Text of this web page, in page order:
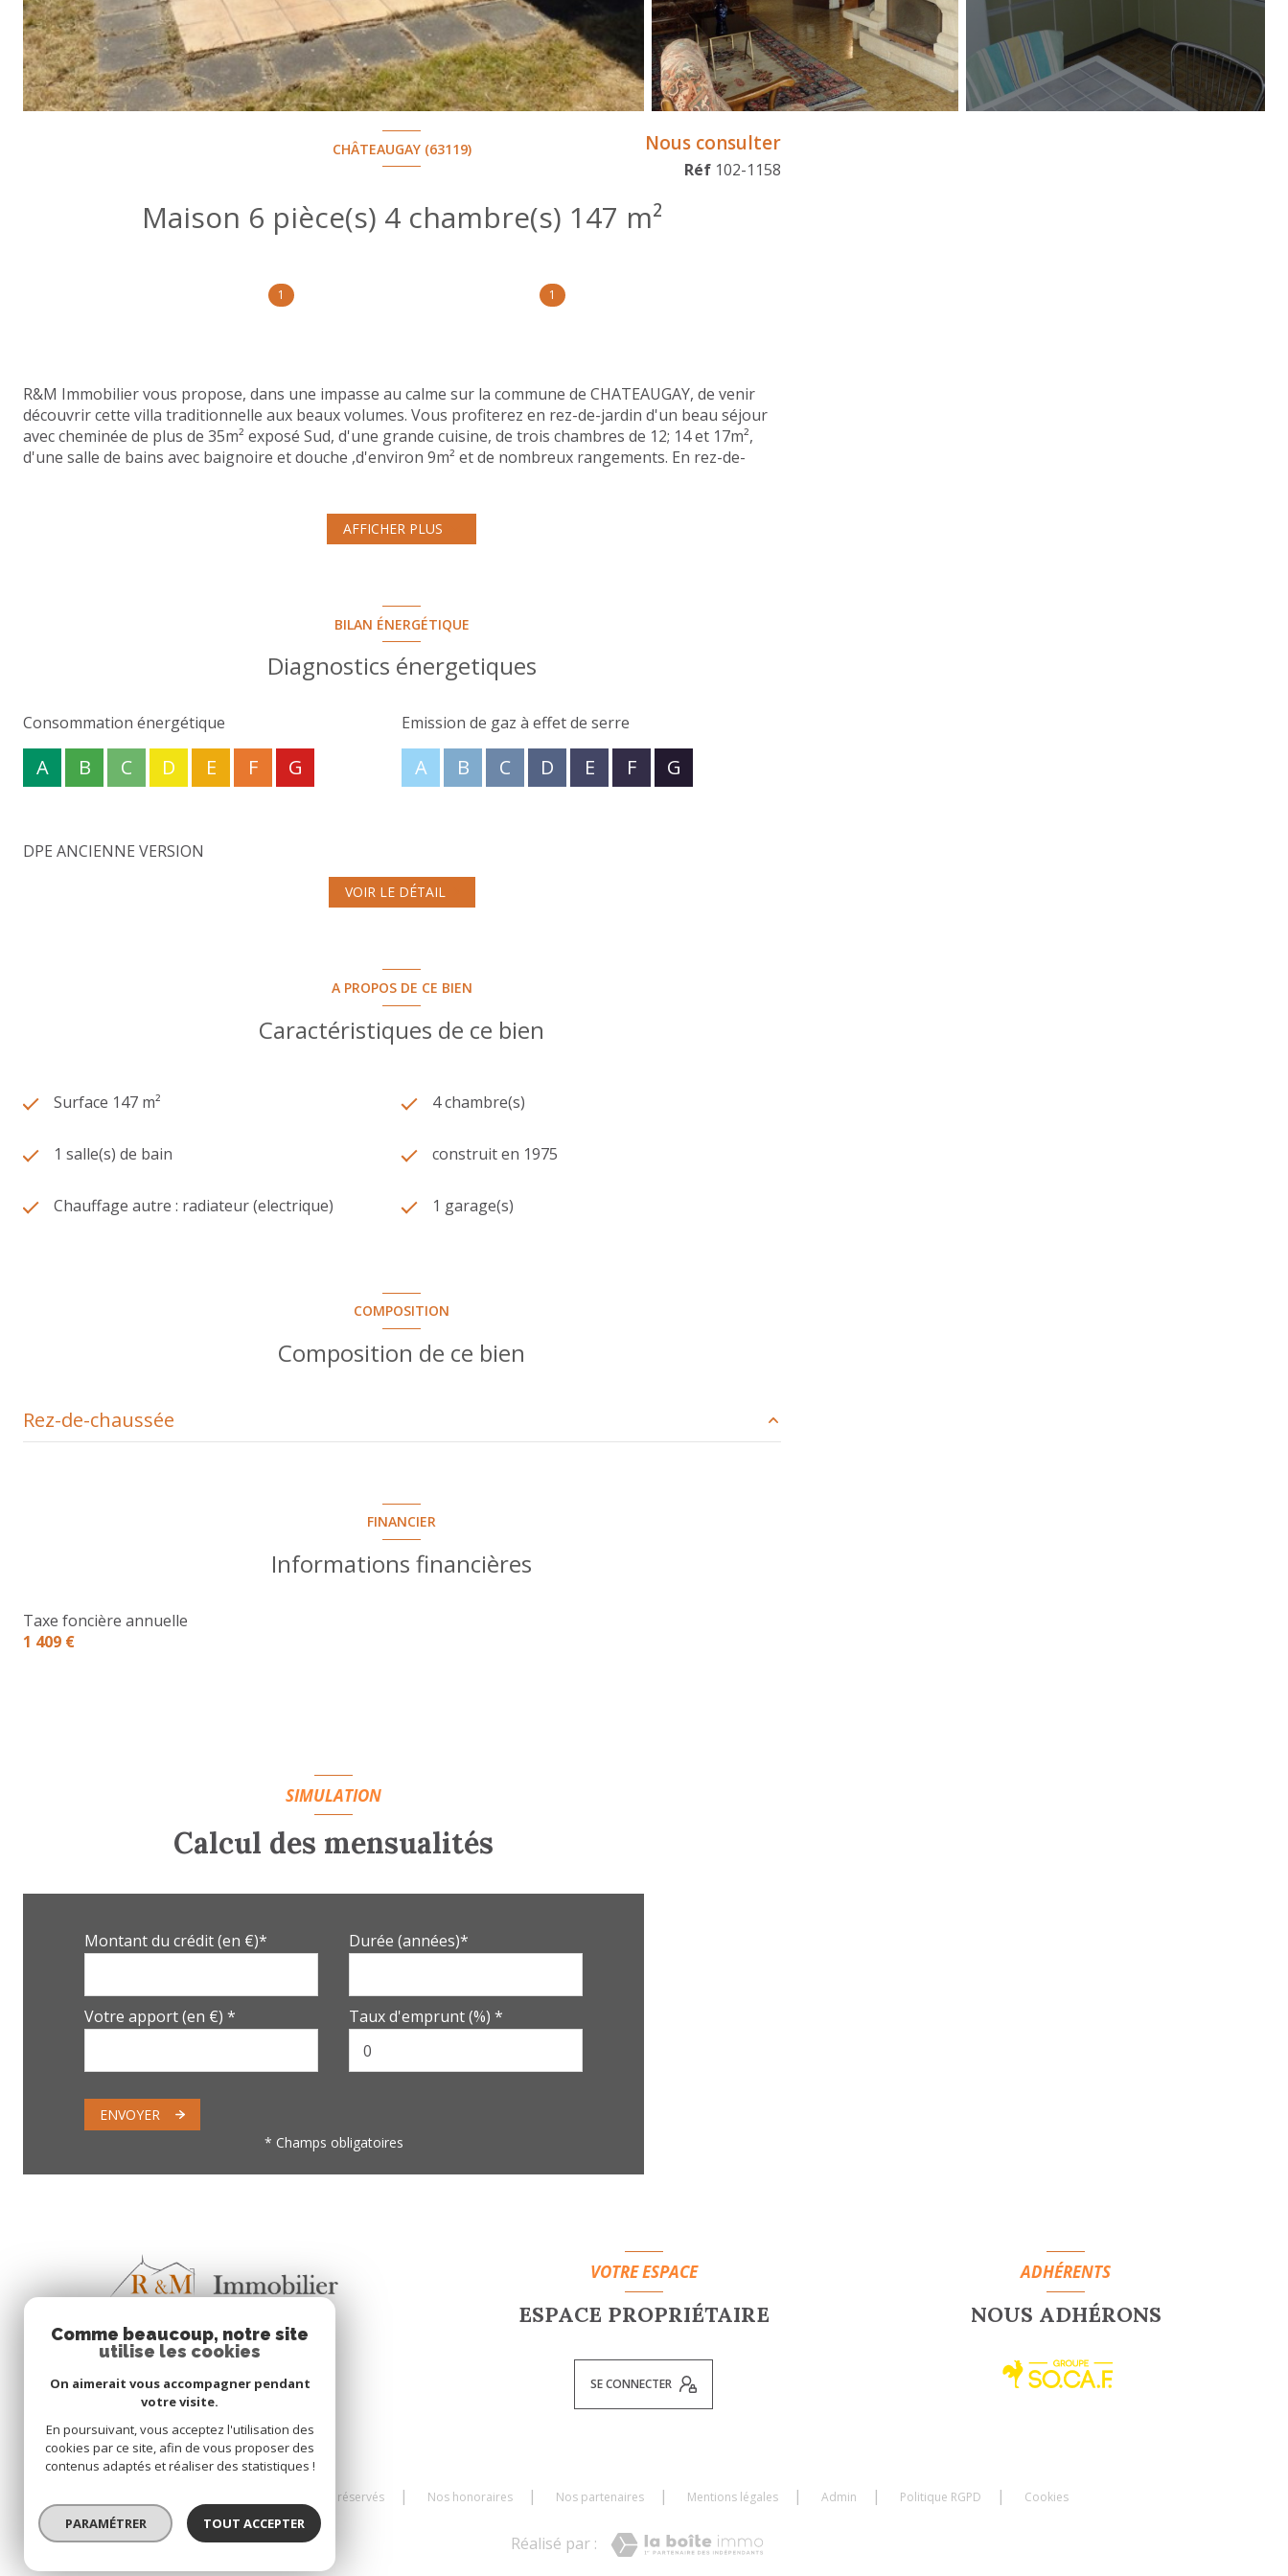
CHÂTEAUGAY (63119)
Maison 6 pièce(s) 4 chambre(s) 147 m²
1 1
Nous consulter
Réf 102-1158
R&M Immobilier vous propose, dans une impasse au calme sur la commune de CHATEAUGAY, de venir
découvrir cette villa traditionnelle aux beaux volumes. Vous profiterez en rez-de-jardin d'un beau séjour
avec cheminée de plus de 35m² exposé Sud, d'une grande cuisine, de trois chambres de 12; 14 et 17m²,
d'une salle de bains avec baignoire et douche ,d'environ 9m² et de nombreux rangements. En rez-de-
est situé sur une parcelle de terrain de près de 800m². ,Honoraires d'agence de 5.75% TTC inclus.
AFFICHER PLUS
BILAN ÉNERGÉTIQUE
Diagnostics énergetiques
Consommation énergétique
A B C D E F G
Emission de gaz à effet de serre
A B C D E F G
DPE ANCIENNE VERSION
VOIR LE DÉTAIL
A PROPOS DE CE BIEN
Caractéristiques de ce bien
Surface 147 m² 4 chambre(s)
1 salle(s) de bain construit en 1975
Chauffage autre : radiateur (electrique) 1 garage(s)
COMPOSITION
Composition de ce bien
Rez-de-chaussée
Dégagement
Dégagement
Terrasse
Entrée avec placard
FINANCIER
Informations financières
Taxe foncière annuelle
1 409 €
SIMULATION
Calcul des mensualités
Montant du crédit (en €)* Durée (années)*
Votre apport (en €) * Taux d'emprunt (%) *
ENVOYER
* Champs obligatoires
VOTRE ESPACE
ESPACE PROPRIÉTAIRE
SE CONNECTER
ADHÉRENTS
NOUS ADHÉRONS
© 2026 | Tous droits réservés Nos honoraires Nos partenaires Mentions légales Admin Politique RGPD Cookies
Réalisé par :
Comme beaucoup, notre site
utilise les cookies
On aimerait vous accompagner pendant
votre visite.
En poursuivant, vous acceptez l'utilisation des
cookies par ce site, afin de vous proposer des
contenus adaptés et réaliser des statistiques !
PARAMÉTRER TOUT ACCEPTER